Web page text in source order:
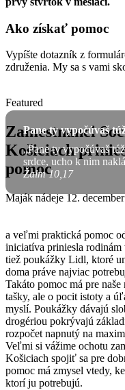
Ako získať pomoc
Vypíšte dotazník z
združenia. My sa s vami
Pane ty vypočúvaš
„Pane ty vypočúvaš
srdce, ucho k nim
Žalm 10,17
Featured
Zamestnanci
Košiciach
pomoc
Maják nádeje 12.
a veľmi praktická pomoc
iniciatíva priniesla
tiež poukážky Lidl, ktoré
doma práve najviac
Takáto pomoc má pre
tašky, ale o pocit istoty a
myslí. Poukážky dávajú
drogériou pokrývajú
rozpočet napnutý na
Veľmi si vážime ochotu
Košiciach spojiť sa pre
pomoc má zmysel vtedy,
ktorí ju potrebujú.